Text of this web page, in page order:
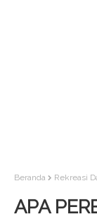
Beranda Rekreasi
APA